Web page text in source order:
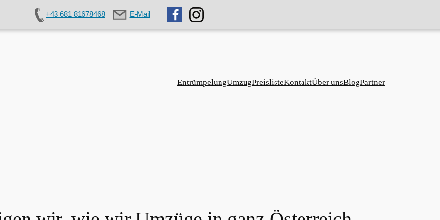
+43 681 81678468 E-Mail
EntrümpelungUmzugPreislisteKontaktÜber unsBlogPartner